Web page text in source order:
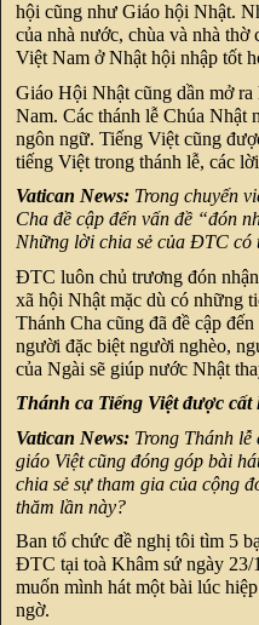
hội cũng như Giáo hội Nhật.
của nhà nước, chùa và nhà thờ
Việt Nam ở Nhật hội nhập tốt
Giáo Hội Nhật cũng dần mở
Nam. Các thánh lễ Chúa Nhật
ngôn ngữ. Tiếng Việt cũng
tiếng Việt trong thánh lễ, các
Vatican News: Trong chuyến
Cha đề cập đến vấn đề “đón
Những lời chia sẻ của ĐTC có
ĐTC luôn chủ trương đón
xã hội Nhật mặc dù có những
Thánh Cha cũng đã đề cập
người đặc biệt người nghèo,
của Ngài sẽ giúp nước Nhật
Thánh ca Tiếng Việt được cất
Vatican News: Trong Thánh
giáo Việt cũng đóng góp bài
chia sẻ sự tham gia của cộng
thăm lần này?
Ban tổ chức đề nghị tôi tìm 5
ĐTC tại toà Khâm sứ ngày
muốn mình hát một bài lúc
ngờ.